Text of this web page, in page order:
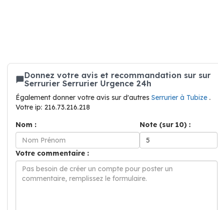
Donnez votre avis et recommandation sur sur
Serrurier Serrurier Urgence 24h
Également donner votre avis sur d'autres Serrurier à Tubize .
Votre ip: 216.73.216.218
Nom :
Note (sur 10) :
Votre commentaire :